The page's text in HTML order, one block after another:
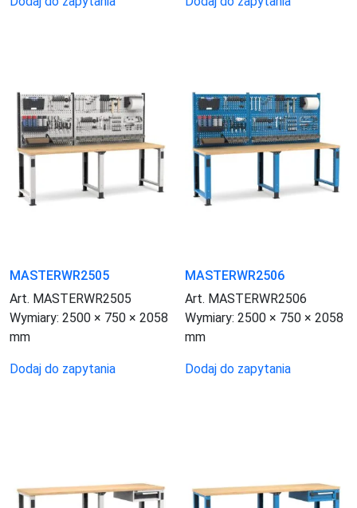
MASTERWR2505
Art. MASTERWR2505
Wymiary: 2500 × 750 × 2058
mm
Dodaj do zapytania
MASTERWR2506
Art. MASTERWR2506
Wymiary:2500 × 750 × 2058
mm
Dodaj do zapytania